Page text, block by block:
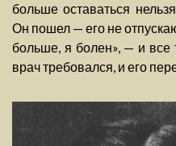
больше оставаться
Он пошел — его не
больше, я болен», — и все
врач требовался, и его